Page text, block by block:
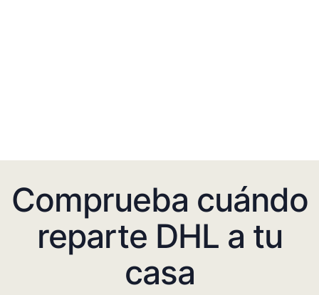
Comprueba cuándo
reparte DHL a tu
casa